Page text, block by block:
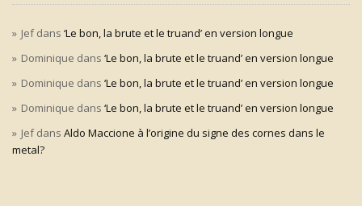
Jefdans ‘Le bon, la brute et le truand’ en version longue
Dominique dans ‘Le bon, la brute et le truand’ en version longue
Dominique dans ‘Le bon, la brute et le truand’ en version longue
Dominique dans ‘Le bon, la brute et le truand’ en version longue
Jefdans Aldo Maccione à l’origine du signe des cornes dans le
metal?